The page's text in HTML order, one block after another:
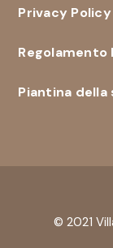
Privacy Policy
Regolamento
Piantina
© 2021